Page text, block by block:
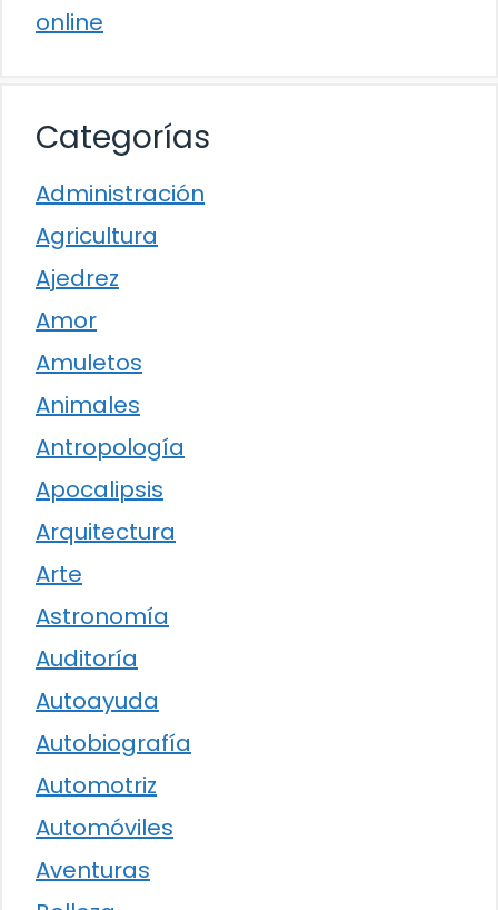
online
Categorías
Administración
Agricultura
Ajedrez
Amor
Amuletos
Animales
Antropología
Apocalipsis
Arquitectura
Arte
Astronomía
Auditoría
Autoayuda
Autobiografía
Automotriz
Automóviles
Aventuras